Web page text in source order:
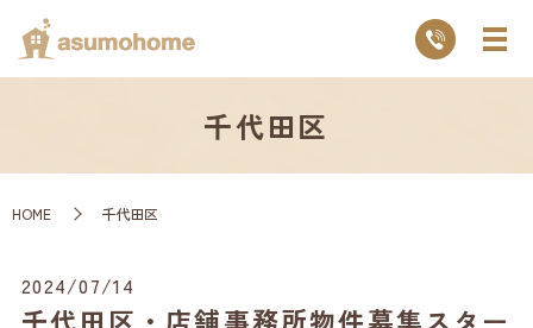
千代田区
HOME 千代田区
2024/07/14
千代田区・店舗事務所物件募集スター